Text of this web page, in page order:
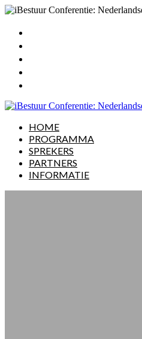
HOME
PROGRAMMA
SPREKERS
PARTNERS
INFORMATIE